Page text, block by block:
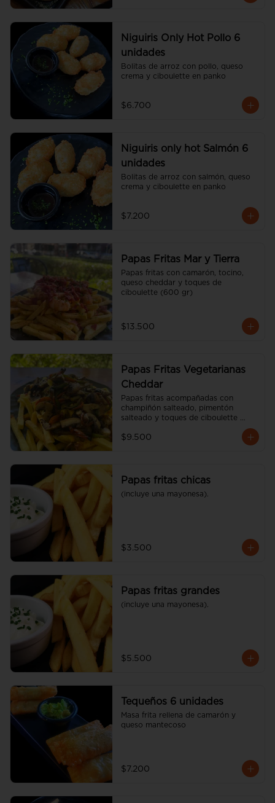
Niguiris Only Hot Pollo 6
unidades
Bolitas de arroz con pollo, queso
crema y ciboulette en panko
$6.700
Niguiris only hot Salmón 6
unidades
Bolitas de arroz con salmón, queso
crema y ciboulette en panko
$7.200
Papas Fritas Mar y Tierra
Papas fritas con camarón, tocino,
queso cheddar y toques de
ciboulette (600 gr)
$13.500
Papas Fritas Vegetarianas
Cheddar
Papas fritas acompañadas con
champiñón salteado, pimentón
salteado y toques de ciboulette
$9.500
Papas fritas chicas
(incluye una mayonesa).
$3.500
Papas fritas grandes
(incluye una mayonesa).
$5.500
Tequeños 6 unidades
Masa frita rellena de camarón y
queso mantecoso
$7.200